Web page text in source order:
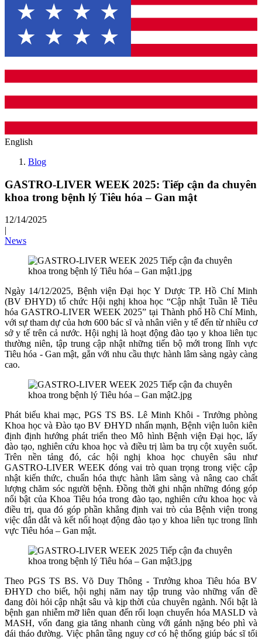
English
Blog
GASTRO-LIVER WEEK 2025: Tiếp cận đa chuyên
khoa trong bệnh lý Tiêu hóa – Gan mật
12/14/2025
|
News
Ngày 14/12/2025, Bệnh viện Đại học Y Dược TP. Hồ Chí Minh
(BV ĐHYD) tổ chức Hội nghị khoa học “Cập nhật Tuần lễ Tiêu
hóa GASTRO-LIVER WEEK 2025” tại Thành phố Hồ Chí Minh,
với sự tham dự của hơn 600 bác sĩ và nhân viên y tế đến từ nhiều cơ
sở y tế trên cả nước. Hội nghị là hoạt động đào tạo y khoa liên tục
thường niên, tập trung cập nhật những tiến bộ mới trong lĩnh vực
Tiêu hóa - Gan mật, gắn với nhu cầu thực hành lâm sàng ngày càng
cao.
Phát biểu khai mạc, PGS TS BS. Lê Minh Khôi - Trưởng phòng
Khoa học và Đào tạo BV ĐHYD nhấn mạnh, Bệnh viện luôn kiên
định định hướng phát triển theo Mô hình Bệnh viện Đại học, lấy
đào tạo, nghiên cứu khoa học và điều trị làm ba trụ cột xuyên suốt.
Trên nền tảng đó, các hội nghị khoa học chuyên sâu như
GASTRO-LIVER WEEK đóng vai trò quan trọng trong việc cập
nhật kiến thức, chuẩn hóa thực hành lâm sàng và nâng cao chất
lượng chăm sóc người bệnh. Đồng thời ghi nhận những đóng góp
nổi bật của Khoa Tiêu hóa trong đào tạo, nghiên cứu khoa học và
điều trị, qua đó góp phần khẳng định vai trò của Bệnh viện trong
việc dẫn dắt và kết nối hoạt động đào tạo y khoa liên tục trong lĩnh
vực Tiêu hóa – Gan mật.
Theo PGS TS BS. Võ Duy Thông - Trưởng khoa Tiêu hóa BV
ĐHYD cho biết, hội nghị năm nay tập trung vào những vấn đề
đang đòi hỏi cập nhật sâu và kịp thời của chuyên ngành. Nổi bật là
bệnh gan nhiễm mỡ liên quan đến rối loạn chuyển hóa MASLD và
MASH, vốn đang gia tăng nhanh cùng với gánh nặng béo phì và
đái tháo đường. Việc phân tầng nguy cơ có hệ thống giúp bác sĩ tối